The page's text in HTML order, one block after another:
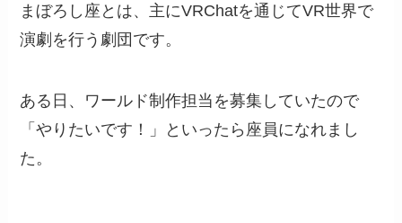
まぼろし座とは、主にVRChatを通じてVR世界で
演劇を行う劇団です。
ある日、ワールド制作担当を募集していたので
「やりたいです！」といったら座員になれまし
た。